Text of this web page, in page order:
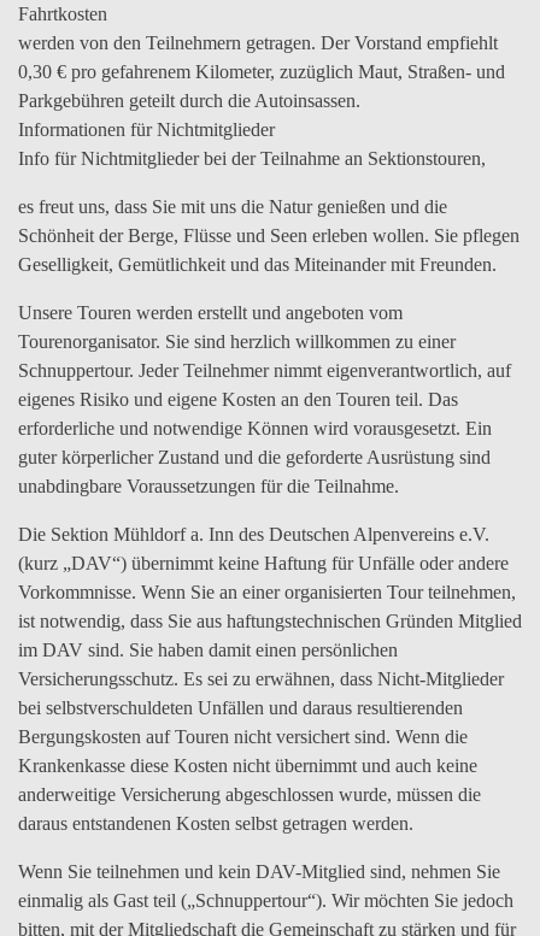
Fahrtkosten
werden von den Teilnehmern getragen. Der Vorstand empfiehlt
0,30 € pro gefahrenem Kilometer, zuzüglich Maut, Straßen- und
Parkgebühren geteilt durch die Autoinsassen.
Informationen für Nichtmitglieder
Info für Nichtmitglieder bei der Teilnahme an Sektionstouren,
es freut uns, dass Sie mit uns die Natur genießen und die
Schönheit der Berge, Flüsse und Seen erleben wollen. Sie pflegen
Geselligkeit, Gemütlichkeit und das Miteinander mit Freunden.
Unsere Touren werden erstellt und angeboten vom
Tourenorganisator. Sie sind herzlich willkommen zu einer
Schnuppertour. Jeder Teilnehmer nimmt eigenverantwortlich, auf
eigenes Risiko und eigene Kosten an den Touren teil. Das
erforderliche und notwendige Können wird vorausgesetzt. Ein
guter körperlicher Zustand und die geforderte Ausrüstung sind
unabdingbare Voraussetzungen für die Teilnahme.
Die Sektion Mühldorf a. Inn des Deutschen Alpenvereins e.V.
(kurz „DAV“) übernimmt keine Haftung für Unfälle oder andere
Vorkommnisse. Wenn Sie an einer organisierten Tour teilnehmen,
ist notwendig, dass Sie aus haftungstechnischen Gründen Mitglied
im DAV sind. Sie haben damit einen persönlichen
Versicherungsschutz. Es sei zu erwähnen, dass Nicht-Mitglieder
bei selbstverschuldeten Unfällen und daraus resultierenden
Bergungskosten auf Touren nicht versichert sind. Wenn die
Krankenkasse diese Kosten nicht übernimmt und auch keine
anderweitige Versicherung abgeschlossen wurde, müssen die
daraus entstandenen Kosten selbst getragen werden.
Wenn Sie teilnehmen und kein DAV-Mitglied sind, nehmen Sie
einmalig als Gast teil („Schnuppertour“). Wir möchten Sie jedoch
bitten, mit der Mitgliedschaft die Gemeinschaft zu stärken und für